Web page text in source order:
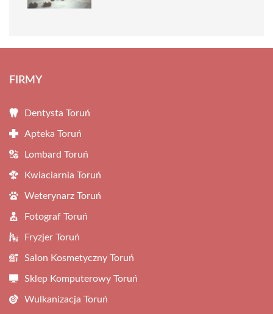
FIRMY
Dentysta Toruń
Apteka Toruń
Lombard Toruń
Kwiaciarnia Toruń
Weterynarz Toruń
Fotograf Toruń
Fryzjer Toruń
Salon Kosmetyczny Toruń
Sklep Komputerowy Toruń
Wulkanizacja Toruń